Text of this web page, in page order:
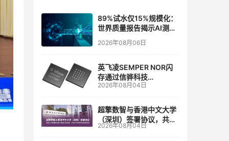
89%试水仅15%规模化：
世界质量报告揭示AI测
试"落地鸿沟"
2026年08月06日
英飞凌SEMPER NOR闪
存通过信骅科技
AST2700 BMC认证，全
管理
2026年08月04日
超擎数智与香港中文大学
（深圳）签署协议，共建
人工智能和边缘计算联合
2026年08月04日